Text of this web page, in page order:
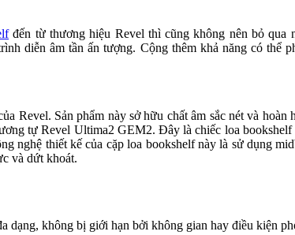
đến từ thương hiệu Revel thì cũng không nên bỏ qua
diễn âm tần ấn tượng. Cộng thêm khả năng có thể
Revel. Sản phẩm này sở hữu chất âm sắc nét và
tự Revel Ultima2 GEM2. Đây là chiếc loa
nghệ thiết kế của cặp loa bookshelf này là sử dụng
và dứt khoát.
không bị giới hạn bởi không gian hay điều kiện